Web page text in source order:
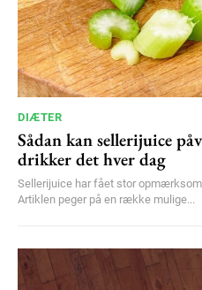
DIÆTER
Sådan kan sellerijuice
drikker det hver dag
Sellerijuice har fået stor
Artiklen peger på en række mulige...